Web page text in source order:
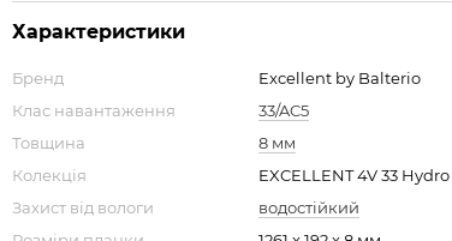
Характеристики
Бренд
Excellent by Balterio
Клас навантаження
33/AC5
Товщина
8 мм
Колекція
EXCELLENT 4V 33 Hydro
Захист від вологи
водостійкий